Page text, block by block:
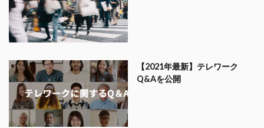
【2021年最新】テレワーク
Q&Aを公開